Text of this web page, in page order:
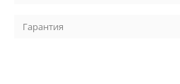
Гарантия